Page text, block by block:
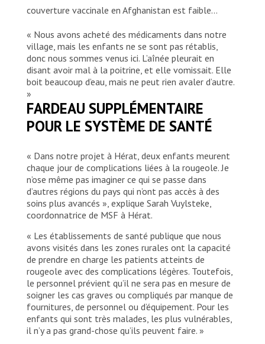
couverture vaccinale en Afghanistan est faible…
« Nous avons acheté des médicaments dans notre
village, mais les enfants ne se sont pas rétablis,
donc nous sommes venus ici. L’aînée pleurait en
disant avoir mal à la poitrine, et elle vomissait. Elle
boit beaucoup d’eau, mais ne peut rien avaler d’autre.
»
FARDEAU SUPPLÉMENTAIRE
POUR LE SYSTÈME DE SANTÉ
« Dans notre projet à Hérat, deux enfants meurent
chaque jour de complications liées à la rougeole. Je
n’ose même pas imaginer ce qui se passe dans
d’autres régions du pays qui n’ont pas accès à des
soins plus avancés », explique Sarah Vuylsteke,
coordonnatrice de MSF à Hérat.
« Les établissements de santé publique que nous
avons visités dans les zones rurales ont la capacité
de prendre en charge les patients atteints de
rougeole avec des complications légères. Toutefois,
le personnel prévient qu’il ne sera pas en mesure de
soigner les cas graves ou compliqués par manque de
fournitures, de personnel ou d’équipement. Pour les
enfants qui sont très malades, les plus vulnérables,
il n’y a pas grand-chose qu’ils peuvent faire. »